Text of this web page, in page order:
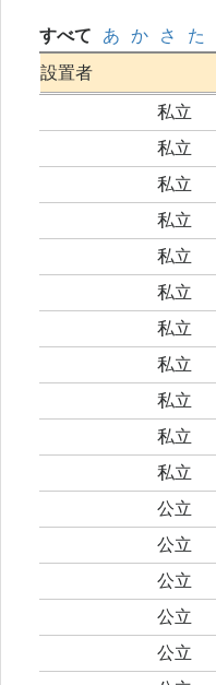
すべて あ か さ た
設置者
私立
私立
私立
私立
私立
私立
私立
私立
私立
私立
私立
公立
公立
公立
公立
公立